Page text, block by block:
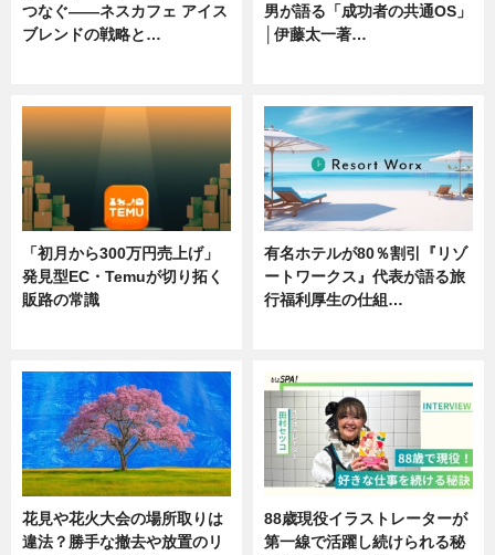
つなぐ――ネスカフェ アイス
ブレンドの戦略と…
男が語る「成功者の共通OS」
│伊藤太一著…
「初月から300万円売上げ」
発見型EC・Temuが切り拓く
販路の常識
有名ホテルが80％割引『リゾ
ートワークス』代表が語る旅
行福利厚生の仕組…
花見や花火大会の場所取りは
違法？勝手な撤去や放置のリ
88歳現役イラストレーターが
第一線で活躍し続けられる秘